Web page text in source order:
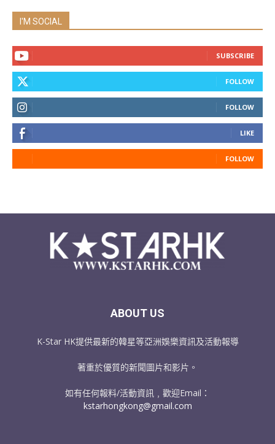
I'M SOCIAL
SUBSCRIBE
FOLLOW
FOLLOW
LIKE
FOLLOW
ABOUT US
K-Star HK提供最新的韓星等亞洲娛樂資訊及活動報導
著重於優質的新聞圖片和影片。
如有任何報料/活動資訊﹐歡迎Email：
kstarhongkong@gmail.com